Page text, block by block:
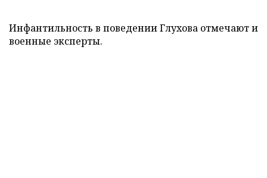
Инфантильность в поведении Глухова отмечают и
военные эксперты.